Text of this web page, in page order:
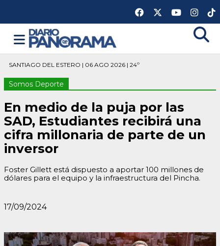
SANTIAGO DEL ESTERO | 06 AGO 2026 | 24º
Somos Deporte
En medio de la puja por las
SAD, Estudiantes recibirá una
cifra millonaria de parte de un
inversor
Foster Gillett está dispuesto a aportar 100 millones de
dólares para el equipo y la infraestructura del Pincha.
17/09/2024